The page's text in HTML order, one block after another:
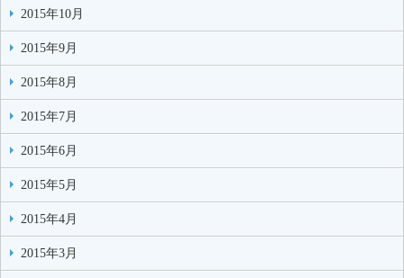
2015年10月
2015年9月
2015年8月
2015年7月
2015年6月
2015年5月
2015年4月
2015年3月